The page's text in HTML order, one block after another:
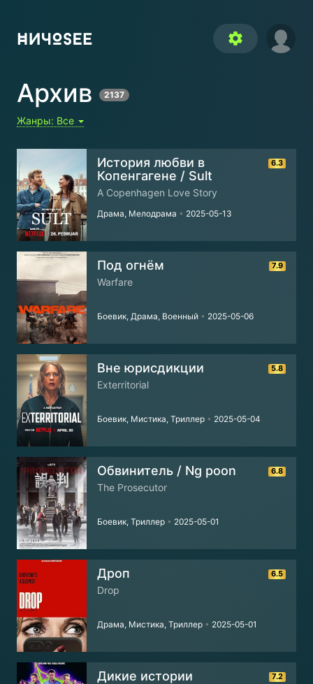
settings
Архив 2137
Жанры: Все
6.3
История любви в
Копенгагене / Sult
A Copenhagen Love Story
Драма, Мелодрама • 2025-05-13
7.9
Под огнём
Warfare
Боевик, Драма, Военный • 2025-05-06
5.8
Вне юрисдикции
Exterritorial
Боевик, Мистика, Триллер • 2025-05-04
6.8
Обвинитель / Ng poon
The Prosecutor
Боевик, Триллер • 2025-05-01
6.5
Дроп
Drop
Драма, Мистика, Триллер • 2025-05-01
7.2
Дикие истории